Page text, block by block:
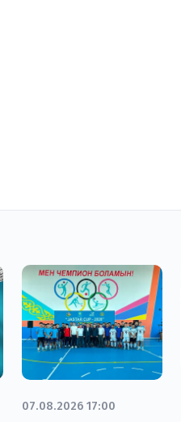
07.08.2026 17:00